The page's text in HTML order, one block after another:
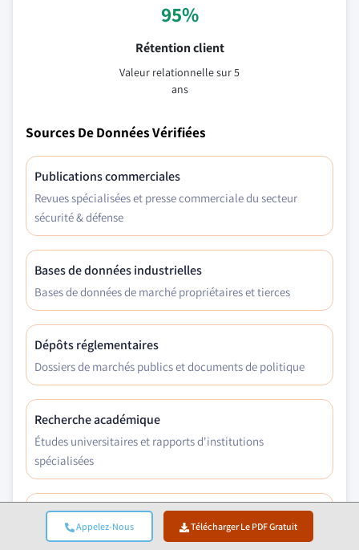
Appelez-Nous Télécharger Le PDF Gratuit
95%
Rétention client
Valeur relationnelle sur 5
ans
Sources De Données Vérifiées
Publications commerciales
Revues spécialisées et presse commerciale du secteur
sécurité & défense
Bases de données industrielles
Bases de données de marché propriétaires et tierces
Dépôts réglementaires
Dossiers de marchés publics et documents de politique
Recherche académique
Études universitaires et rapports d'institutions
spécialisées
Rapports d'entreprises
Rapports annuels, présentations aux investisseurs et